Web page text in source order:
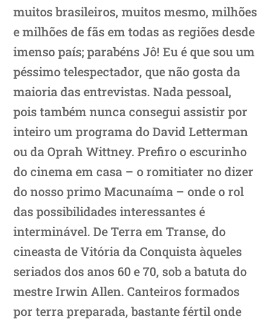
muitos brasileiros, muitos mesmo, milhões
e milhões de fãs em todas as regiões desde
imenso país; parabéns Jô! Eu é que sou um
péssimo telespectador, que não gosta da
maioria das entrevistas. Nada pessoal,
pois também nunca consegui assistir por
inteiro um programa do David Letterman
ou da Oprah Wittney. Prefiro o escurinho
do cinema em casa – o romitiater no dizer
do nosso primo Macunaíma – onde o rol
das possibilidades interessantes é
interminável. De Terra em Transe, do
cineasta de Vitória da Conquista àqueles
seriados dos anos 60 e 70, sob a batuta do
mestre Irwin Allen. Canteiros formados
por terra preparada, bastante fértil onde